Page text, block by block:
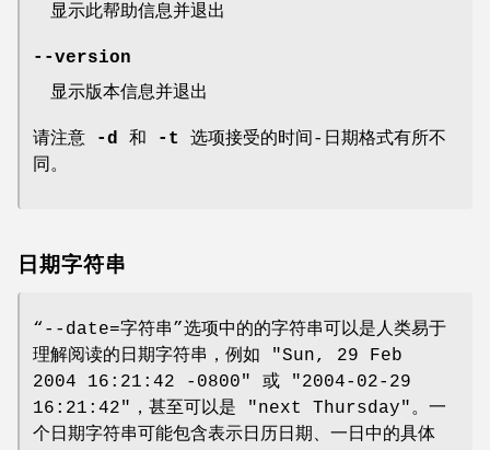
显示此帮助信息并退出
--version
显示版本信息并退出
请注意 -d 和 -t
选项接受的时间-日期格式有所不
同。
日期字符串
“--date=字符串”选项中的的字符串可以是人类易于
理解阅读的日期字符串，例如 "Sun, 29 Feb
2004 16:21:42 -0800" 或 "2004-02-29
16:21:42"，甚至可以是 "next Thursday"。一
个日期字符串可能包含表示日历日期、一日中的具体